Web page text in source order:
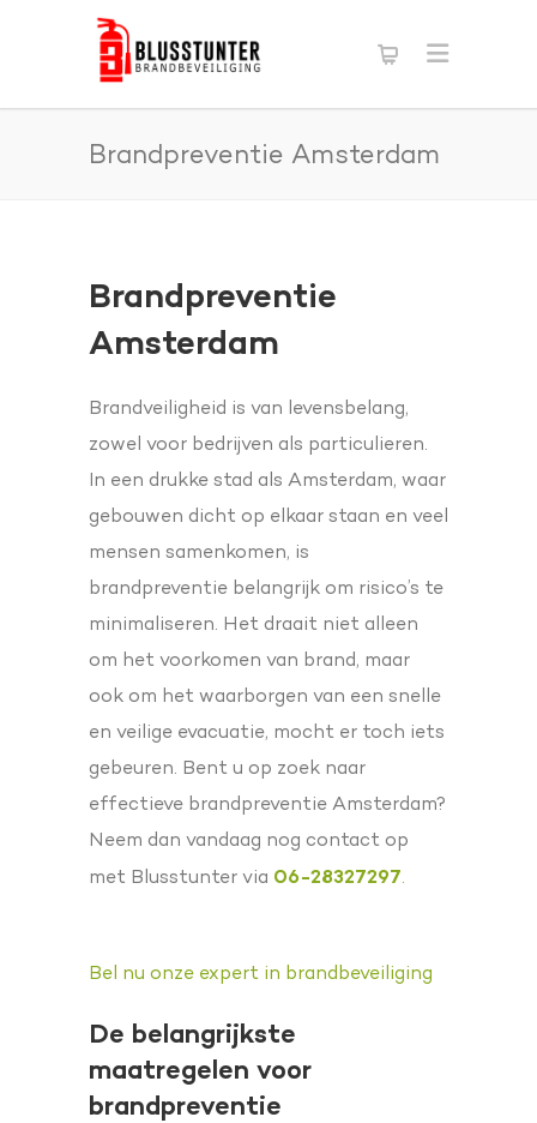
Brandpreventie Amsterdam
Brandpreventie
Amsterdam
Brandveiligheid is van levensbelang,
zowel voor bedrijven als particulieren.
In een drukke stad als Amsterdam, waar
gebouwen dicht op elkaar staan en veel
mensen samenkomen, is
brandpreventie belangrijk om risico’s te
minimaliseren. Het draait niet alleen
om het voorkomen van brand, maar
ook om het waarborgen van een snelle
en veilige evacuatie, mocht er toch iets
gebeuren. Bent u op zoek naar
effectieve brandpreventie Amsterdam?
Neem dan vandaag nog contact op
met Blusstunter via 06-28327297.
Bel nu onze expert in brandbeveiliging
De belangrijkste
maatregelen voor
brandpreventie